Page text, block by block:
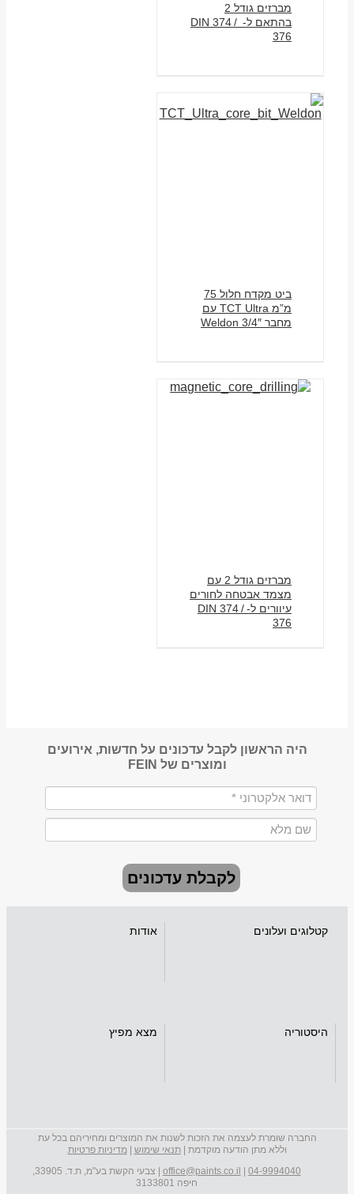
מברזים גודל 2
בהתאם ל- DIN 374 /
376
ביט מקדח חלול 75
מ”מ TCT Ultra עם
מחבר 3/4″ Weldon
מברזים גודל 2 עם
מצמד אבטחה לחורים
עיוורים ל-DIN 374 /
376
היה הראשון לקבל עדכונים על חדשות, אירועים
ומוצרים של FEIN
לקבלת עדכונים
קטלוגים ועלונים אודות
היסטוריה מצא מפיץ
החברה שומרת לעצמה את הזכות לשנות את המוצרים ומחיריהם בכל עת
וללא מתן הודעה מוקדמת |תנאי שימוש |מדיניות פרטיות
04-9994040
office@paints.co.il
| צבעי הקשת בע"מ, ת.ד. 33905,
חיפה 3133801